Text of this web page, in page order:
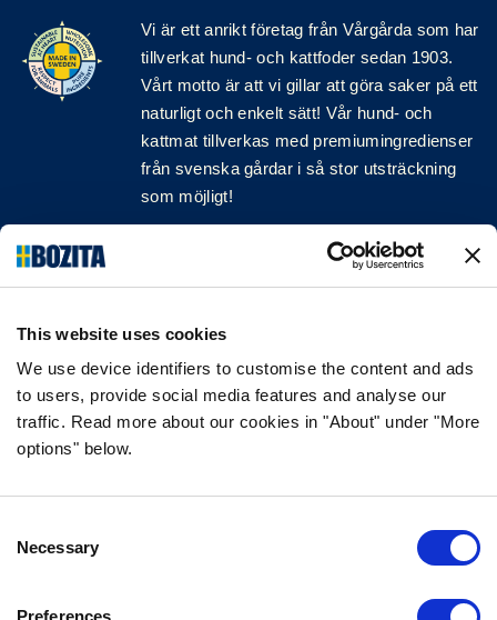
This website uses cookies
We use device identifiers to customise the content and ads
to users, provide social media features and analyse our
traffic. Read more about our cookies in "About" under "More
options" below.
Selection
Necessary
Preferences
Vi är ett anriktföretag från Vårgårda som har
tillverkat hund- och kattfoder sedan 1903.
Vårt motto är att vi gillar att göra saker på ett
naturligt och enkelt sätt! Vår hund- och
kattmat tillverkas med premiumingredienser
från svenska gårdar i så stor utsträckning
som möjligt!
Följ oss på sociala medier
INFORMATION
VANLIGA FRÅGOR & SVAR
OM FÖRETAGET